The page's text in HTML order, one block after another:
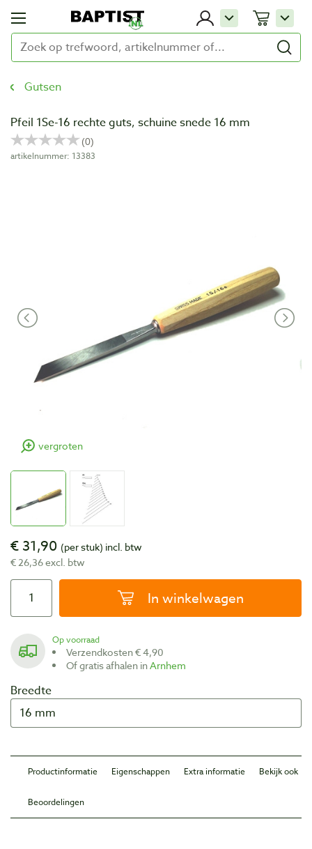
Gutsen
Pfeil 1Se-16 rechte guts, schuine snede 16 mm
artikelnummer: 13383
vergroten
€ 31,90 (per stuk) incl. btw
€ 26,36 excl. btw
In winkelwagen
Op voorraad
Verzendkosten € 4,90
Of gratis afhalen inArnhem
Breedte
Productinformatie Eigenschappen Extra informatie Bekijk ook
Beoordelingen